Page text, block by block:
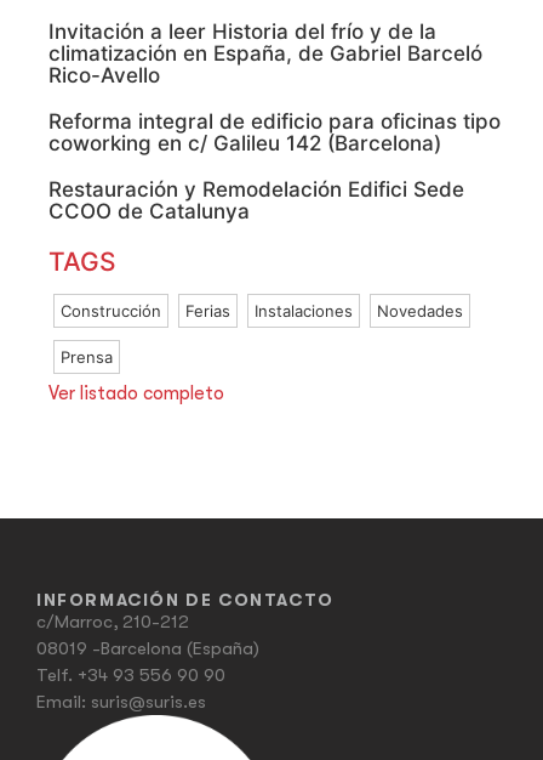
Invitación a leer Historia del frío y de la
climatización en España, de Gabriel Barceló
Rico-Avello
Reforma integral de edificio para oficinas tipo
coworking en c/ Galileu 142 (Barcelona)
Restauración y Remodelación Edifici Sede
CCOO de Catalunya
TAGS
Construcción Ferias Instalaciones Novedades
Prensa
Ver listado completo
INFORMACIÓN DE CONTACTO
c/Marroc, 210-212
08019 -Barcelona (España)
Telf. +34 93 556 90 90
Email: suris@suris.es